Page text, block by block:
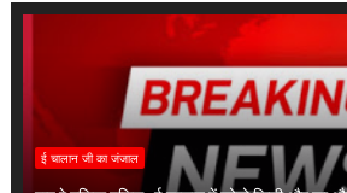
ई चालान जी का जंजाल